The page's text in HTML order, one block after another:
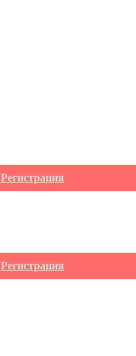
Регистрация
Регистрация